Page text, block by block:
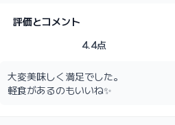
評価とコメント
4.4点
大変美味しく満足でした。
軽食があるのもいいね✨